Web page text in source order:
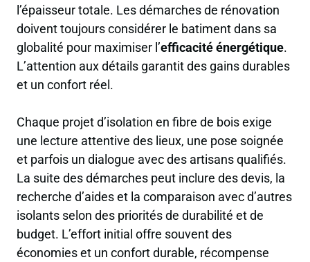
l’épaisseur totale. Les démarches de rénovation
doivent toujours considérer le batiment dans sa
globalité pour maximiser l’efficacité énergétique.
L’attention aux détails garantit des gains durables
et un confort réel.
Chaque projet d’isolation en fibre de bois exige
une lecture attentive des lieux, une pose soignée
et parfois un dialogue avec des artisans qualifiés.
La suite des démarches peut inclure des devis, la
recherche d’aides et la comparaison avec d’autres
isolants selon des priorités de durabilité et de
budget. L’effort initial offre souvent des
économies et un confort durable, récompense